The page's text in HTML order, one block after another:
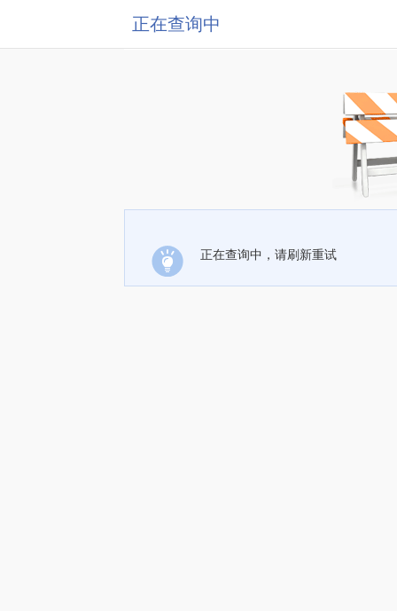
正在查询中
正在查询中，请刷新重试